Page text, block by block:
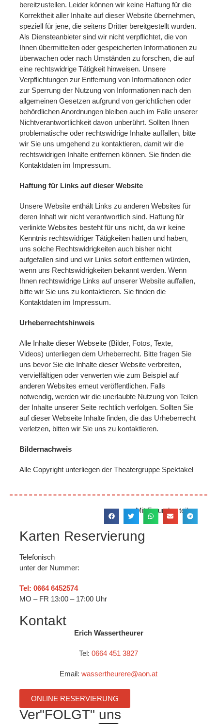
bereitzustellen. Leider können wir keine Haftung für die
Korrektheit aller Inhalte auf dieser Website übernehmen,
speziell für jene, die seitens Dritter bereitgestellt wurden.
Als Diensteanbieter sind wir nicht verpflichtet, die von
Ihnen übermittelten oder gespeicherten Informationen zu
überwachen oder nach Umständen zu forschen, die auf
eine rechtswidrige Tätigkeit hinweisen. Unsere
Verpflichtungen zur Entfernung von Informationen oder
zur Sperrung der Nutzung von Informationen nach den
allgemeinen Gesetzen aufgrund von gerichtlichen oder
behördlichen Anordnungen bleiben auch im Falle unserer
Nichtverantwortlichkeit davon unberührt. Sollten Ihnen
problematische oder rechtswidrige Inhalte auffallen, bitte
wir Sie uns umgehend zu kontaktieren, damit wir die
rechtswidrigen Inhalte entfernen können. Sie finden die
Kontaktdaten im Impressum.
Haftung für Links auf dieser Website
Unsere Website enthält Links zu anderen Websites für
deren Inhalt wir nicht verantwortlich sind. Haftung für
verlinkte Websites besteht für uns nicht, da wir keine
Kenntnis rechtswidriger Tätigkeiten hatten und haben,
uns solche Rechtswidrigkeiten auch bisher nicht
aufgefallen sind und wir Links sofort entfernen würden,
wenn uns Rechtswidrigkeiten bekannt werden. Wenn
Ihnen rechtswidrige Links auf unserer Website auffallen,
bitte wir Sie uns zu kontaktieren. Sie finden die
Kontaktdaten im Impressum.
Urheberrechtshinweis
Alle Inhalte dieser Webseite (Bilder, Fotos, Texte,
Videos) unterliegen dem Urheberrecht. Bitte fragen Sie
uns bevor Sie die Inhalte dieser Website verbreiten,
vervielfältigen oder verwerten wie zum Beispiel auf
anderen Websites erneut veröffentlichen. Falls
notwendig, werden wir die unerlaubte Nutzung von Teilen
der Inhalte unserer Seite rechtlich verfolgen. Sollten Sie
auf dieser Webseite Inhalte finden, die das Urheberrecht
verletzen, bitten wir Sie uns zu kontaktieren.
Bildernachweis
Alle Copyright unterliegen der Theatergruppe Spektakel
Mit Freunden teilen:
Karten Reservierung
Telefonisch
unter der Nummer:
Tel: 0664 6452574
MO – FR 13:00 – 17:00 Uhr
Kontakt
Erich Wassertheurer
Tel: 0664 451 3827
Email: wassertheurere@aon.at
ONLINE RESERVIERUNG
Ver"FOLGT" uns